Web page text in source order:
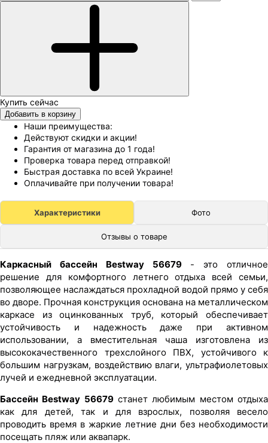
Добавить в корзину
Наши преимущества:
Действуют скидки и акции!
Гарантия от магазина до 1 года!
Проверка товара перед отправкой!
Быстрая доставка по всей Украине!
Оплачивайте при получении товара!
Характеристики Фото
Отзывы о товаре
Каркасный бассейн Bestway 56679- это отличное
решение для комфортного летнего отдыха всей семьи,
позволяющее наслаждаться прохладной водой прямо у себя
во дворе. Прочная конструкция основана на металлическом
каркасе из оцинкованных труб, который обеспечивает
устойчивость и надежность даже при активном
использовании, а вместительная чаша изготовлена из
высококачественного трехслойного ПВХ, устойчивого к
большим нагрузкам, воздействию влаги, ультрафиолетовых
лучей и ежедневной эксплуатации.
Бассейн Bestway 56679станет любимым местом отдыха
как для детей, так и для взрослых, позволяя весело
проводить время в жаркие летние дни без необходимости
посещать пляж или аквапарк.